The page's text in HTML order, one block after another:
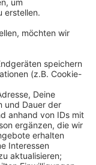
Kiepenkerl-
Stadt sieht das
an den
Kanal seien
Juli liegt
das Wasser-
Bei
aus. Die Stadt